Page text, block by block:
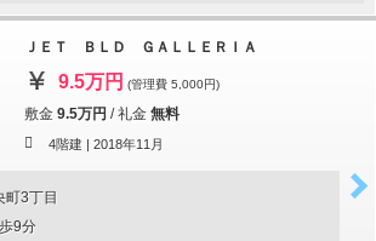
ＪＥＴ ＢＬＤ ＧＡＬＬＥＲＩＡ
9.5万円 (管理費 5,000円)
敷金 9.5万円 /礼金 無料
4階建 | 2018年11月
町3丁目
9分